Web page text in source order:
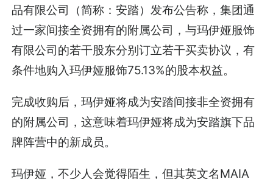
品有限公司（简称：安踏）发布公告称，集团通
过一家间接全资拥有的附属公司，与玛伊娅服饰
有限公司的若干股东分别订立若干买卖协议，有
条件地购入玛伊娅服饰75.13%的股本权益。
完成收购后，玛伊娅将成为安踏间接非全资拥有
的附属公司，这意味着玛伊娅将成为安踏旗下品
牌阵营中的新成员。
玛伊娅，不少人会觉得陌生，但其英文名MAIA